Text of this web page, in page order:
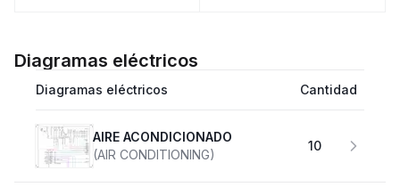
Diagramas eléctricos
Diagramas eléctricos Cantidad
AIRE ACONDICIONADO
(AIR CONDITIONING)
10